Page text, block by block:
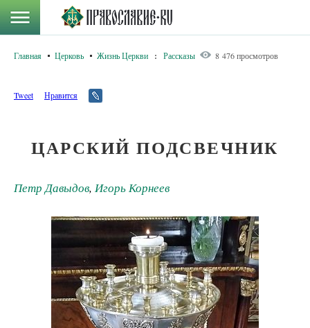
Главная Церковь Жизнь Церкви : Рассказы 8 476 просмотров
Tweet Нравится
ЦАРСКИЙ ПОДСВЕЧНИК
Петр Давыдов, Игорь Корнеев